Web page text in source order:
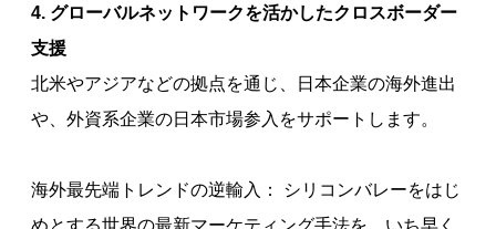
4. グローバルネットワークを活かしたクロスボーダー
支援
北米やアジアなどの拠点を通じ、日本企業の海外進出
や、外資系企業の日本市場参入をサポートします。
海外最先端トレンドの逆輸入： シリコンバレーをはじ
めとする世界の最新マーケティング手法を、いち早く